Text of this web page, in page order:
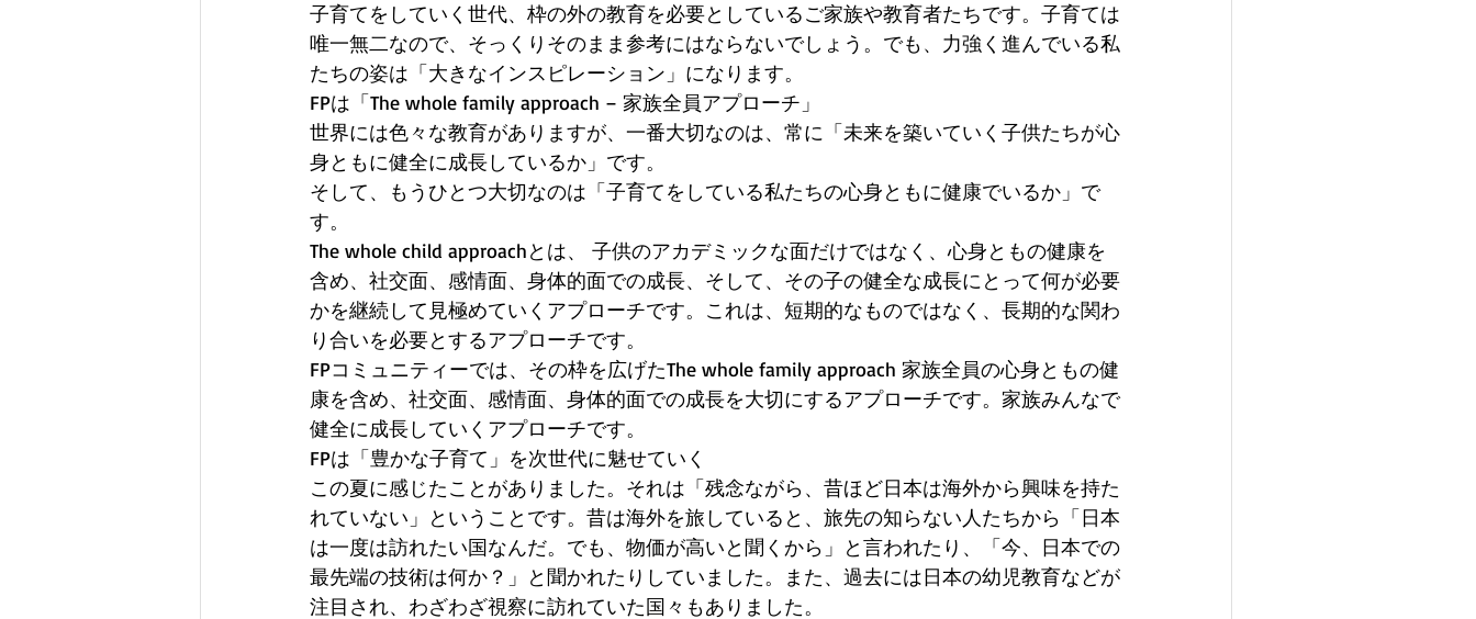
子育てをしていく世代、枠の外の教育を必要としているご家族や教育者たちです。子育ては
唯一無二なので、そっくりそのまま参考にはならないでしょう。でも、力強く進んでいる私
たちの姿は「大きなインスピレーション」になります。
FPは「The whole family approach – 家族全員アプローチ」
世界には色々な教育がありますが、一番大切なのは、常に「未来を築いていく子供たちが心
身ともに健全に成長しているか」です。
そして、もうひとつ大切なのは「子育てをしている私たちの心身ともに健康でいるか」で
す。
The whole child approachとは、 子供のアカデミックな面だけではなく、心身ともの健康を
含め、社交面、感情面、身体的面での成長、そして、その子の健全な成長にとって何が必要
かを継続して見極めていくアプローチです。これは、短期的なものではなく、長期的な関わ
り合いを必要とするアプローチです。
FPコミュニティーでは、その枠を広げたThe whole family approach 家族全員の心身ともの健
康を含め、社交面、感情面、身体的面での成長を大切にするアプローチです。家族みんなで
健全に成長していくアプローチです。
FPは「豊かな子育て」を次世代に魅せていく
この夏に感じたことがありました。それは「残念ながら、昔ほど日本は海外から興味を持た
れていない」ということです。昔は海外を旅していると、旅先の知らない人たちから「日本
は一度は訪れたい国なんだ。でも、物価が高いと聞くから」と言われたり、「今、日本での
最先端の技術は何か？」と聞かれたりしていました。また、過去には日本の幼児教育などが
注目され、わざわざ視察に訪れていた国々もありました。